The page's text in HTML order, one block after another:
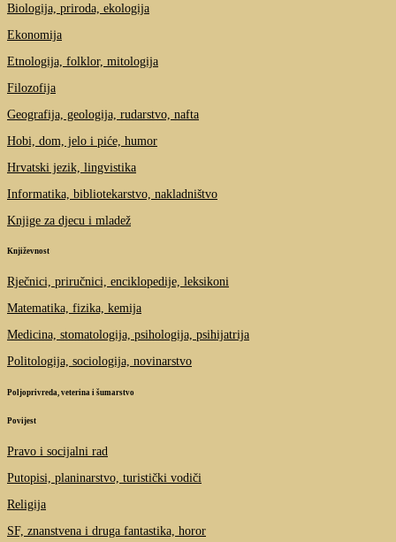
Biologija, priroda, ekologija
Ekonomija
Etnologija, folklor, mitologija
Filozofija
Geografija, geologija, rudarstvo, nafta
Hobi, dom, jelo i piće, humor
Hrvatski jezik, lingvistika
Informatika, bibliotekarstvo, nakladništvo
Knjige za djecu i mladež
Književnost
Rječnici, priručnici, enciklopedije, leksikoni
Matematika, fizika, kemija
Medicina, stomatologija, psihologija, psihijatrija
Politologija, sociologija, novinarstvo
Poljoprivreda, veterina i šumarstvo
Povijest
Pravo i socijalni rad
Putopisi, planinarstvo, turistički vodiči
Religija
SF, znanstvena i druga fantastika, horor